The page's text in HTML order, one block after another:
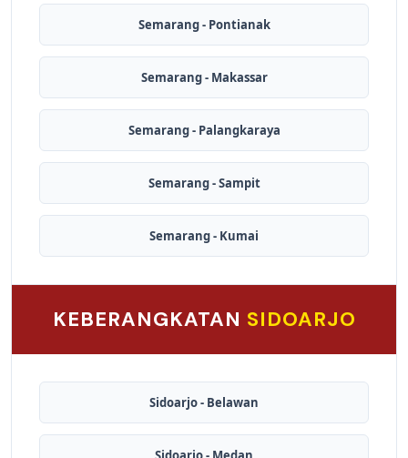
Semarang - Pontianak
Semarang - Makassar
Semarang - Palangkaraya
Semarang - Sampit
Semarang - Kumai
KEBERANGKATAN SIDOARJO
Sidoarjo - Belawan